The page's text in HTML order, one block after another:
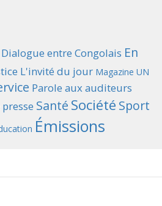
Dialogue entre Congolais En
L'invité du jour Magazine UN
Parole aux auditeurs
Santé Société Sport
Émissions